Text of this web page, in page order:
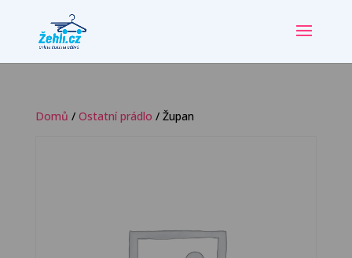
Domů / Ostatní prádlo / Župan